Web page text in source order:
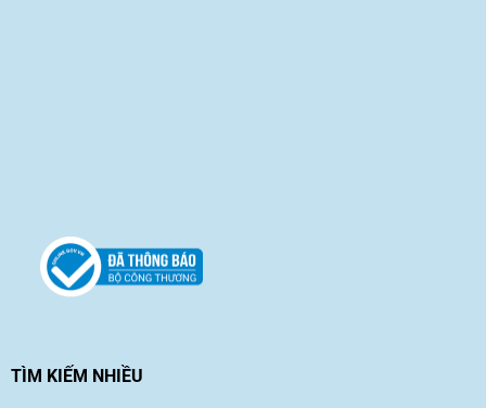
TÌM KIẾM NHIỀU